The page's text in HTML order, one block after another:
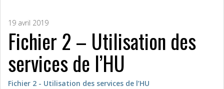
19 avril 2019
Fichier 2 – Utilisation des
services de l’HU
Fichier 2 - Utilisation des services de l’HU